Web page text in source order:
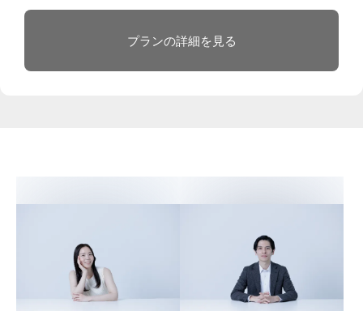
プランの詳細を見る